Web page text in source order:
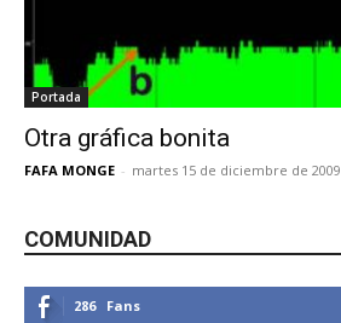
Portada
Otra gráfica bonita
FAFA MONGE - martes 15 de diciembre de 2009
COMUNIDAD
286 Fans